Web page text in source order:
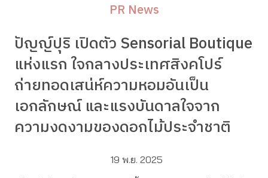
PR News
ปัญญ์ปุริ เปิดตัว Sensorial Boutique
แห่งแรก ใจกลางประเทศสิงคโปร์
ถ่ายทอดเสน่ห์ความหอมอันเป็น
เอกลักษณ์ และแรงบันดาลใจจาก
ความงดงามของดอกไม้ประจำชาติ
19 พ.ย. 2025